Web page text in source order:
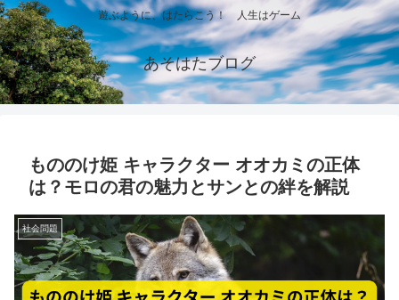
遊ぶように、はたらこう！ 人生はゲーム
あそはたブログ
もののけ姫 キャラクター オオカミの正体
は？モロの君の魅力とサンとの絆を解説
社会問題